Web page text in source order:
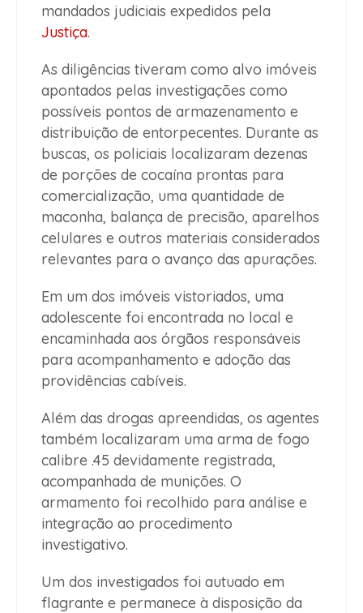
mandados judiciais expedidos pela
Justiça.
As diligências tiveram como alvo imóveis
apontados pelas investigações como
possíveis pontos de armazenamento e
distribuição de entorpecentes. Durante as
buscas, os policiais localizaram dezenas
de porções de cocaína prontas para
comercialização, uma quantidade de
maconha, balança de precisão, aparelhos
celulares e outros materiais considerados
relevantes para o avanço das apurações.
Em um dos imóveis vistoriados, uma
adolescente foi encontrada no local e
encaminhada aos órgãos responsáveis
para acompanhamento e adoção das
providências cabíveis.
Além das drogas apreendidas, os agentes
também localizaram uma arma de fogo
calibre .45 devidamente registrada,
acompanhada de munições. O
armamento foi recolhido para análise e
integração ao procedimento
investigativo.
Um dos investigados foi autuado em
flagrante e permanece à disposição da